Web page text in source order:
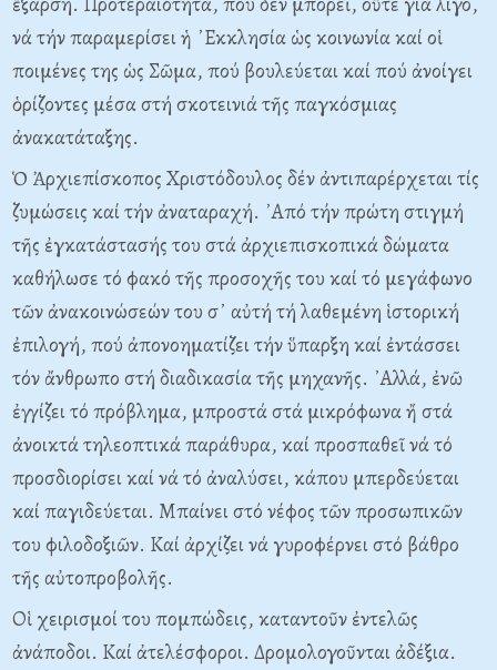
νά τήν παραμερίσει ἡ ᾿Εκκλησία ὡς κοινωνία καί οἱ
ποιμένες της ὡς Σῶμα, πού βουλεύεται καί πού ἀνοίγει
ὁρίζοντες μέσα στή σκοτεινιά τῆς παγκόσμιας
ἀνακατάταξης.
Ὁ Ἀρχιεπίσκοπος Χριστόδουλος δέν ἀντιπαρέρχεται τίς
ζυμώσεις καί τήν ἀναταραχή. ᾿Από τήν πρώτη στιγμή
τῆς ἐγκατάστασής του στά ἀρχιεπισκοπικά δώματα
καθήλωσε τό φακό τῆς προσοχῆς του καί τό μεγάφωνο
τῶν ἀνακοινώσεών του σ᾿ αὐτή τή λαθεμένη ἱστορική
ἐπιλογή, πού ἀπονοηματίζει τήν ὕπαρξη καί ἐντάσσει
τόν ἄνθρωπο στή διαδικασία τῆς μηχανῆς. ᾿Αλλά, ἐνῶ
ἐγγίζει τό πρόβλημα, μπροστά στά μικρόφωνα ἤ στά
ἀνοικτά τηλεοπτικά παράθυρα, καί προσπαθεῖ νά τό
προσδιορίσει καί νά τό ἀναλύσει, κάπου μπερδεύεται
καί παγιδεύεται. Μπαίνει στό νέφος τῶν προσωπικῶν
του φιλοδοξιῶν. Καί ἀρχίζει νά γυροφέρνει στό βάθρο
τῆς αὐτοπροβολῆς.
Οἱ χειρισμοί του πομπώδεις, καταντοῦν ἐντελῶς
ἀνάποδοι. Καί ἀτελέσφοροι. Δρομολογοῦνται ἀδέξια.